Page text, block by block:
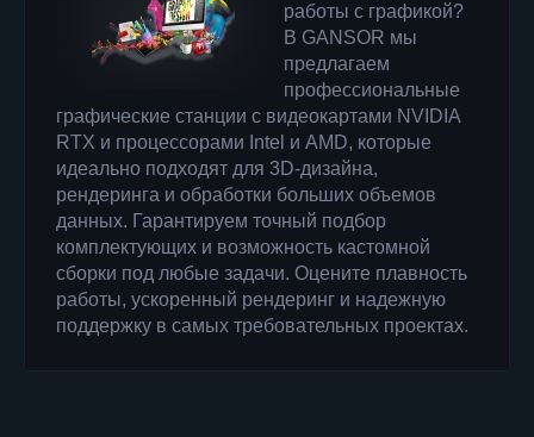
работы с графикой?
В GANSOR мы
предлагаем
профессиональные
графические станции с видеокартами NVIDIA
RTX и процессорами Intel и AMD, которые
идеально подходят для 3D-дизайна,
рендеринга и обработки больших объемов
данных. Гарантируем точный подбор
комплектующих и возможность кастомной
сборки под любые задачи. Оцените плавность
работы, ускоренный рендеринг и надежную
поддержку в самых требовательных проектах.